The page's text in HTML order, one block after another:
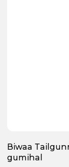
Biwaa
gumihal